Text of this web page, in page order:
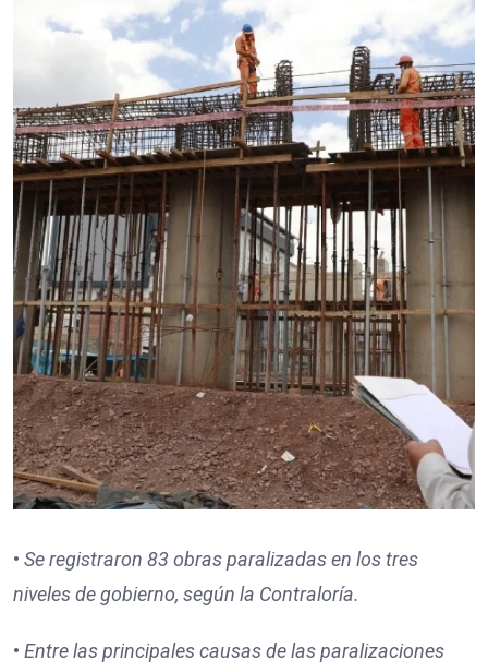
• Se registraron 83 obras paralizadas en los tres
niveles de gobierno, según la Contraloría.
• Entre las principales causas de las paralizaciones